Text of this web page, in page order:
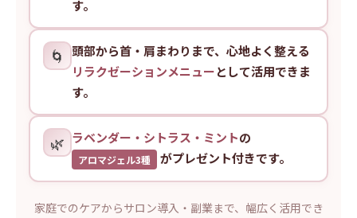
す。
🌀 頭部から首・肩まわりまで、心地よく整える
リラクゼーションメニューとして活用できま
す。
🌿 ラベンダー・シトラス・ミントの
アロマジェル3種 がプレゼント付きです。
家庭でのケアからサロン導入・副業まで、幅広く活用でき